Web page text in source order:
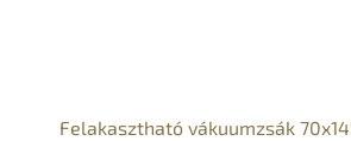
Felakasztható vákuumzsák